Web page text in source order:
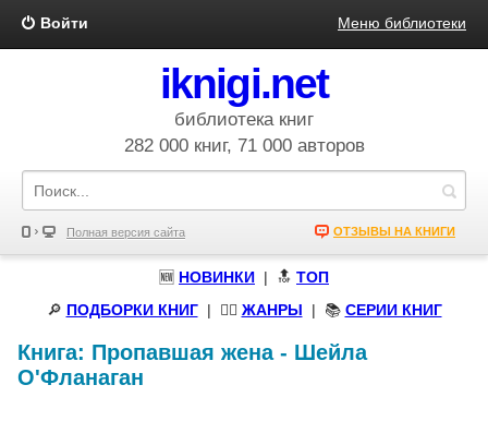
Войти Меню библиотеки
iknigi.net
библиотека книг
282 000 книг, 71 000 авторов
Полная версия сайта ОТЗЫВЫ НА КНИГИ
🆕 НОВИНКИ | 🔝 ТОП
🔎 ПОДБОРКИ КНИГ| 🧝‍♀️ ЖАНРЫ | 📚 СЕРИИ КНИГ
Книга: Пропавшая жена- Шейла
О'Фланаган